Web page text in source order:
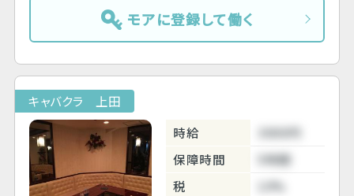
モアに登録して働く
キャバクラ 上田
時給
3000円
保障時間
5時間
税
10%